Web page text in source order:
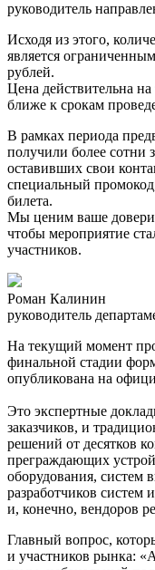
руководитель
Исходя из этого,
является
рублей.
Цена действительна
ближе к срокам
В рамках периода
получили более сотни
оставивших свои
специальный
билета.
Мы ценим ваше
чтобы мероприятие
участников.
Роман Калинин
руководитель
На текущий момент
финальной стадии
опубликована на
Это экспертные
заказчиков, и
решений от десятков
преграждающих
оборудования, систем
разработчиков систем
и, конечно, вендоров
Главный вопрос,
и участников рынка: